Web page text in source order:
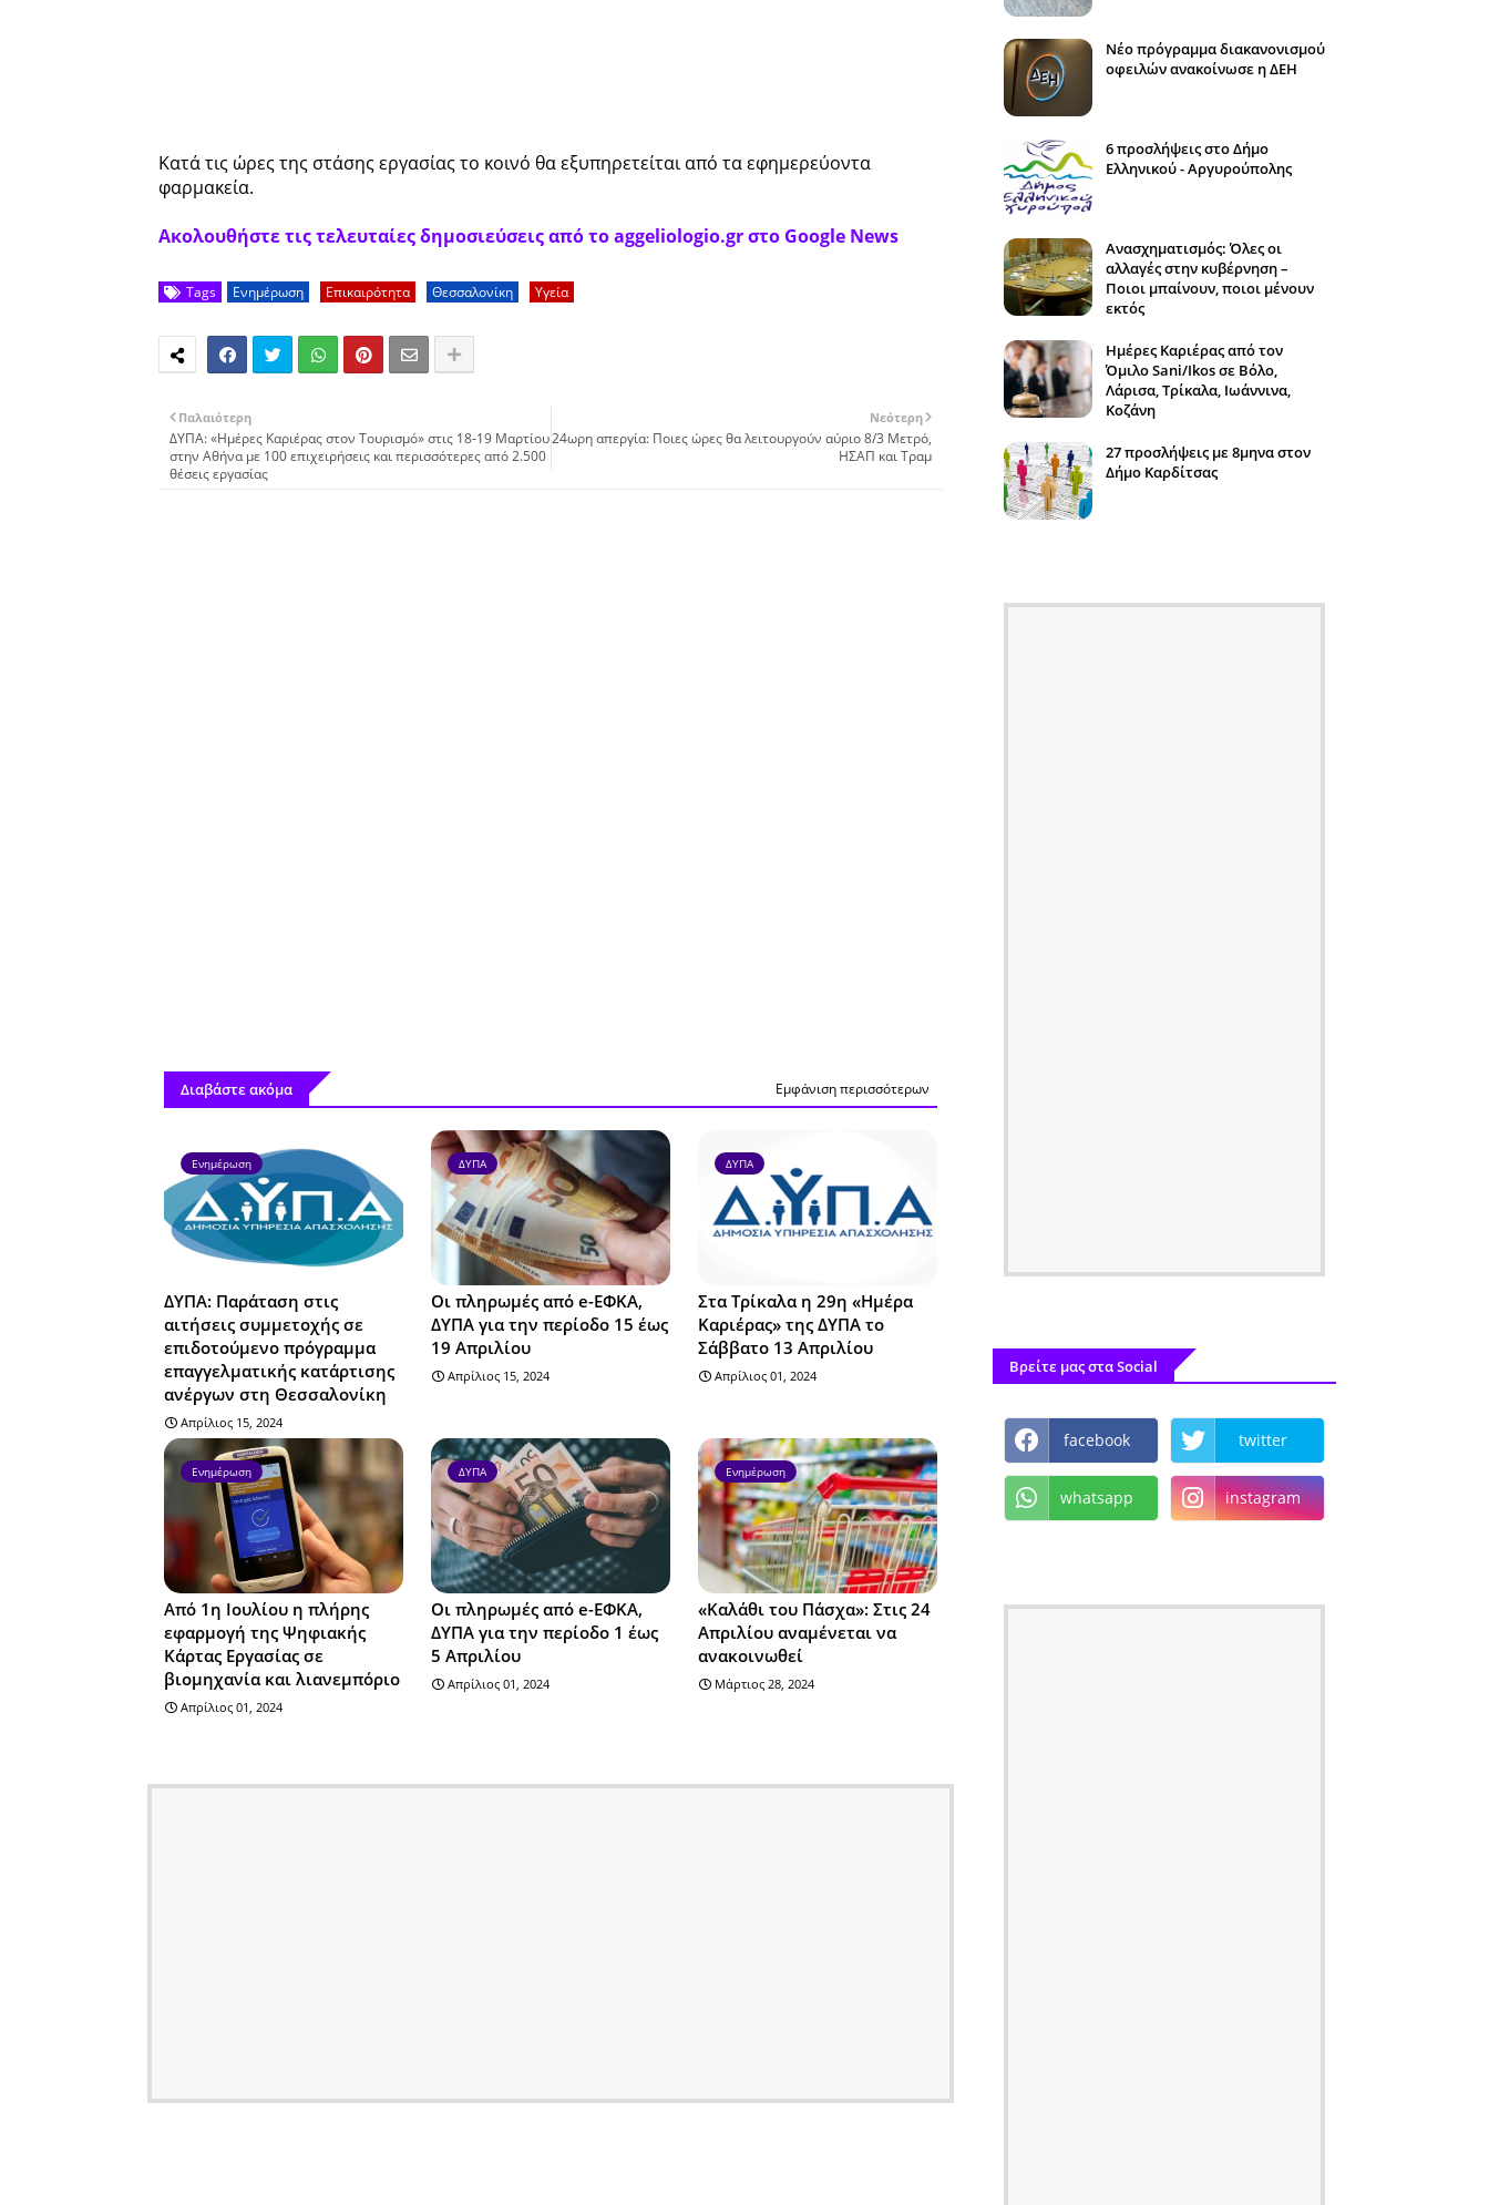
Κατά τις ώρες της στάσης εργασίας το κοινό θα εξυπηρετείται από τα εφημερεύοντα
φαρμακεία.
Ακολουθήστε τις τελευταίες δημοσιεύσεις από το aggeliologio.gr στο Google News
Tags Ενημέρωση Επικαιρότητα Θεσσαλονίκη Υγεία
Νεότερη
24ωρη απεργία: Ποιες ώρες θα λειτουργούν αύριο 8/3 Μετρό,
ΗΣΑΠ και Τραμ
Παλαιότερη
ΔΥΠΑ: «Ημέρες Καριέρας στον Τουρισμό» στις 18-19 Μαρτίου
στην Αθήνα με 100 επιχειρήσεις και περισσότερες από 2.500
θέσεις εργασίας
Διαβάστε ακόμα Εμφάνιση περισσότερων
Ενημέρωση
ΔΥΠΑ: Παράταση στις
αιτήσεις συμμετοχής σε
επιδοτούμενο πρόγραμμα
επαγγελματικής κατάρτισης
ανέργων στη Θεσσαλονίκη
Απρίλιος 15, 2024
ΔΥΠΑ
Οι πληρωμές από e-ΕΦΚΑ,
ΔΥΠΑ για την περίοδο 15 έως
19 Απριλίου
Απρίλιος 15, 2024
ΔΥΠΑ
Στα Τρίκαλα η 29η «Ημέρα
Καριέρας» της ΔΥΠΑ το
Σάββατο 13 Απριλίου
Απρίλιος 01, 2024
Ενημέρωση
Από 1η Ιουλίου η πλήρης
εφαρμογή της Ψηφιακής
Κάρτας Εργασίας σε
βιομηχανία και λιανεμπόριο
Απρίλιος 01, 2024
ΔΥΠΑ
Οι πληρωμές από e-ΕΦΚΑ,
ΔΥΠΑ για την περίοδο 1 έως
5 Απριλίου
Απρίλιος 01, 2024
Ενημέρωση
«Καλάθι του Πάσχα»: Στις 24
Απριλίου αναμένεται να
ανακοινωθεί
Μάρτιος 28, 2024
Νέο πρόγραμμα διακανονισμού
οφειλών ανακοίνωσε η ΔΕΗ
6 προσλήψεις στο Δήμο
Ελληνικού - Αργυρούπολης
Ανασχηματισμός: Όλες οι
αλλαγές στην κυβέρνηση –
Ποιοι μπαίνουν, ποιοι μένουν
εκτός
Ημέρες Καριέρας από τον
Όμιλο Sani/Ikos σε Βόλο,
Λάρισα, Τρίκαλα, Ιωάννινα,
Κοζάνη
27 προσλήψεις με 8μηνα στον
Δήμο Καρδίτσας
Βρείτε μας στα Social
facebook twitter
whatsapp instagram